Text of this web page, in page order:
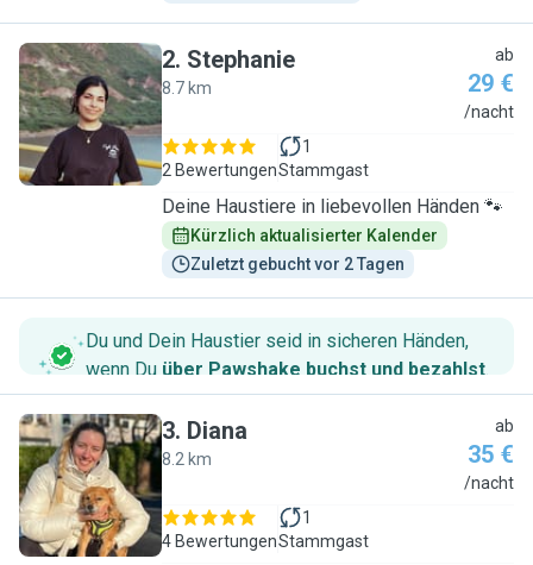
S
2. Stephanie
8.7 km
ab
29 €
/nacht
2 Bewertungen
1
Stammgast
Deine Haustiere in liebevollen Händen 🐾
Kürzlich aktualisierter Kalender
Zuletzt gebucht vor 2 Tagen
Du und Dein Haustier seid in sicheren Händen,
wenn Du über Pawshake buchst und bezahlst.
D
3. Diana
8.2 km
ab
35 €
/nacht
4 Bewertungen
1
Stammgast